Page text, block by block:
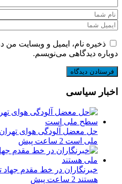
ذخیره نام، ایمیل و وبسایت من
دوباره دیدگاهی می‌نویسم.
اخبار سیاسی
حل معضل آلودگی هوای
ملی است 2 ساعت پیش
خبرنگاران در خط مقدم جهاد
هستند 2 ساعت پیش